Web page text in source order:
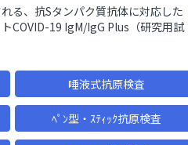
る、抗Sタンパク質抗体に対応した
COVID-19 IgM/IgG Plus（研究用試
唾液式抗原検査
ﾍﾟﾝ型・ｽﾃｨｯｸ抗原検査